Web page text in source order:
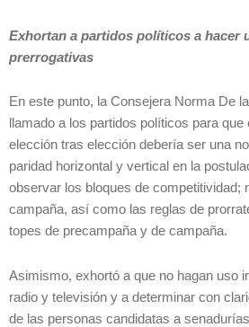
Exhortan a partidos políticos a hacer
prerrogativas
En este punto, la Consejera Norma De
llamado a los partidos políticos para que
elección tras elección debería ser una
paridad horizontal y vertical en la
observar los bloques de competitividad;
campaña, así como las reglas de
topes de precampaña y de campaña.
Asimismo, exhortó a que no hagan uso
radio y televisión y a determinar con
de las personas candidatas a